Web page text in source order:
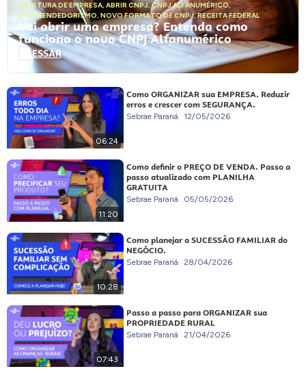
ABERTURA DE EMPRESA, ABRIR CNPJ,CNPJ ALFANUMÉRICO,
EMPREENDEDORISMO, NOVO FORMATO DE CNPJ,RECEITA FEDERAL
Vai abrir uma empresa? Entenda como
funciona o novo CNPJ Alfanumérico
ACESSAR
06:24
Como ORGANIZAR sua EMPRESA. Reduzir
erros e crescer com SEGURANÇA.
Sebrae Paraná 12/05/2026
11:20
Como definir o PREÇO DE VENDA. Passo a
passo atualizado com PLANILHA
GRATUITA
Sebrae Paraná 05/05/2026
10:28
Como planejar a SUCESSÃO FAMILIAR do
NEGÓCIO.
Sebrae Paraná 28/04/2026
07:43
Passo a passo para ORGANIZAR sua
PROPRIEDADE RURAL
Sebrae Paraná 21/04/2026